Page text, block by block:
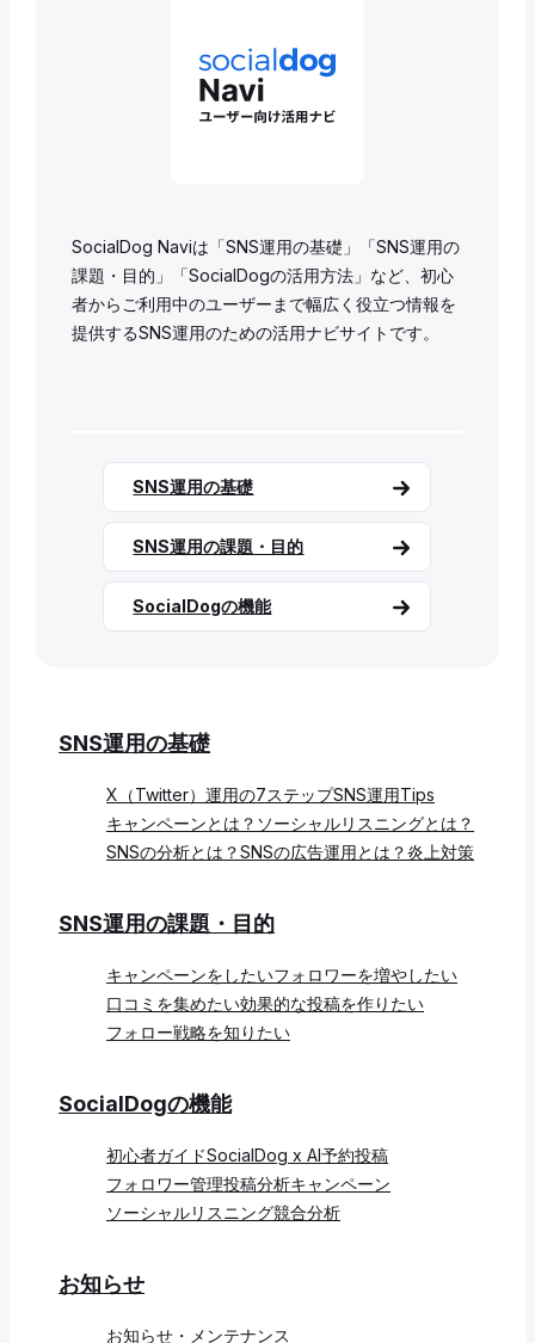
SocialDog Naviは「SNS運用の基礎」「SNS運用の
課題・目的」「SocialDogの活用方法」など、初心
者からご利用中のユーザーまで幅広く役立つ情報を
提供するSNS運用のための活用ナビサイトです。
SNS運用の基礎
SNS運用の課題・目的
SocialDogの機能
SNS運用の基礎
X（Twitter）運用の7ステップSNS運用Tips
キャンペーンとは？ ソーシャルリスニングとは？
SNSの分析とは？SNSの広告運用とは？炎上対策
SNS運用の課題・目的
キャンペーンをしたいフォロワーを増やしたい
口コミを集めたい効果的な投稿を作りたい
フォロー戦略を知りたい
SocialDogの機能
初心者ガイドSocialDog x AI予約投稿
フォロワー管理投稿分析キャンペーン
ソーシャルリスニング競合分析
お知らせ
お知らせ・メンテナンス